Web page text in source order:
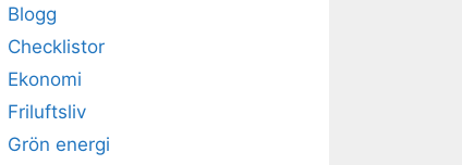
Blogg
Checklistor
Ekonomi
Friluftsliv
Grön energi